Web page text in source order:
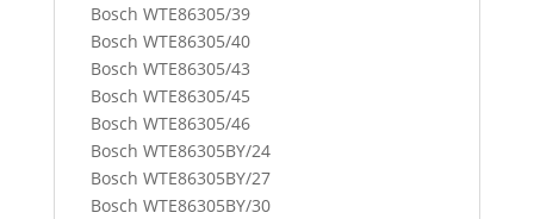
Bosch WTE86305/39
Bosch WTE86305/40
Bosch WTE86305/43
Bosch WTE86305/45
Bosch WTE86305/46
Bosch WTE86305BY/24
Bosch WTE86305BY/27
Bosch WTE86305BY/30